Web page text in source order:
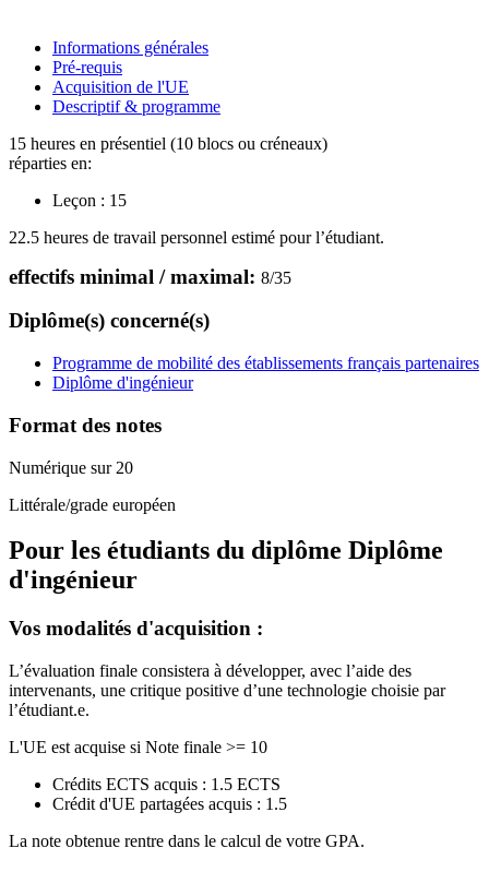
Informations générales
Pré-requis
Acquisition de l'UE
Descriptif & programme
15 heures en présentiel (10 blocs ou créneaux)
réparties en:
Leçon : 15
22.5 heures de travail personnel estimé pour l’étudiant.
effectifs minimal / maximal: 8/35
Diplôme(s) concerné(s)
Programme de mobilité des établissements français partenaires
Diplôme d'ingénieur
Format des notes
Numérique sur 20
Littérale/grade européen
Pour les étudiants du diplôme Diplôme
d'ingénieur
Vos modalités d'acquisition :
L’évaluation finale consistera à développer, avec l’aide des
intervenants, une critique positive d’une technologie choisie par
l’étudiant.e.
L'UE est acquise si Note finale >= 10
Crédits ECTS acquis : 1.5 ECTS
Crédit d'UE partagées acquis : 1.5
La note obtenue rentre dans le calcul de votre GPA.